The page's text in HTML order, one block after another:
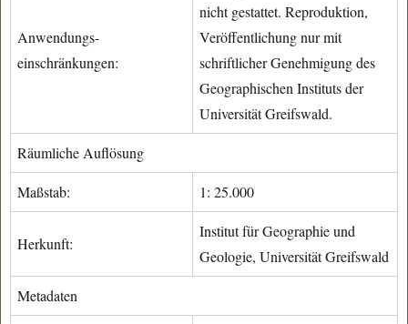
Anwendungs-
einschränkungen:
nicht gestattet. Reproduktion,
Veröffentlichung nur mit
schriftlicher Genehmigung des
Geographischen Instituts der
Universität Greifswald.
Räumliche Auflösung
Maßstab: 1: 25.000
Herkunft:
Institut für Geographie und
Geologie, Universität Greifswald
Metadaten